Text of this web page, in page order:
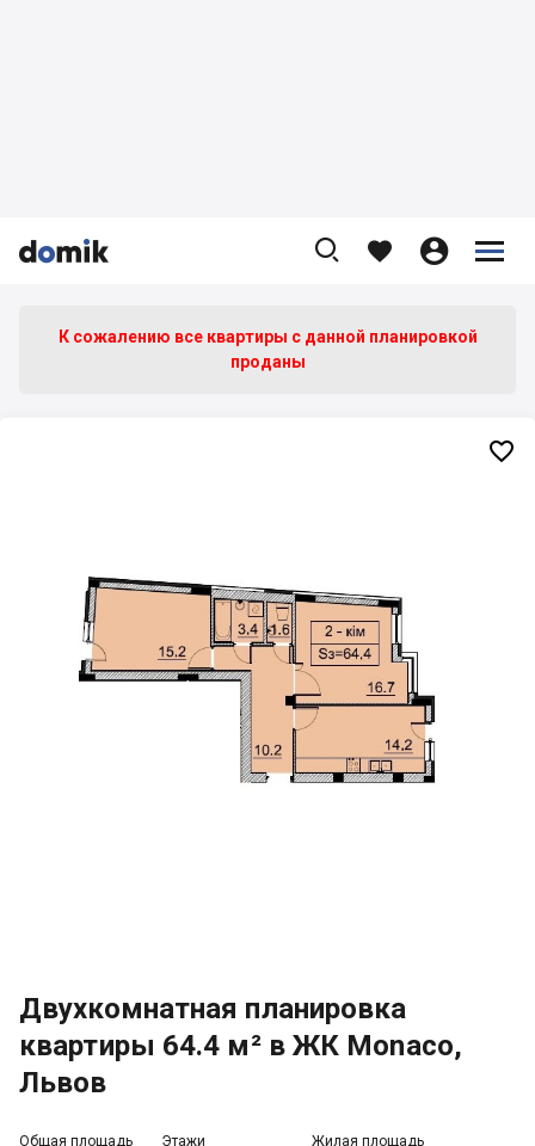


    


К сожалению все квартиры c данной планировкой
проданы
Двухкомнатная планировка
квартиры 64.4 м² в ЖК Monaco,
Львов
Общая площадь Этажи Жилая площадь
